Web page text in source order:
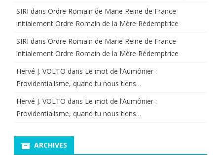
SIRI dans Ordre Romain de Marie Reine de France
initialement Ordre Romain de la Mère Rédemptrice
SIRI dans Ordre Romain de Marie Reine de France
initialement Ordre Romain de la Mère Rédemptrice
Hervé J. VOLTO dans Le mot de l’Aumônier :
Providentialisme, quand tu nous tiens…
Hervé J. VOLTO dans Le mot de l’Aumônier :
Providentialisme, quand tu nous tiens…
ARCHIVES